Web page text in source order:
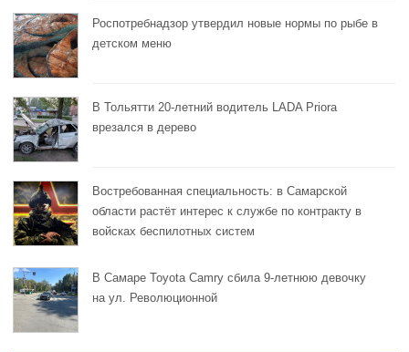
Роспотребнадзор утвердил новые нормы по рыбе в
детском меню
В Тольятти 20-летний водитель LADA Priora
врезался в дерево
Востребованная специальность: в Самарской
области растёт интерес к службе по контракту в
войсках беспилотных систем
В Самаре Toyota Camry сбила 9-летнюю девочку
на ул. Революционной